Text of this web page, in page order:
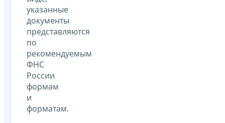
указанные
документы
представляются
по
рекомендуемым
ФНС
России
формам
и
форматам.